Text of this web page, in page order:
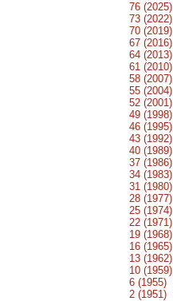
76 (2025)
73 (2022)
70 (2019)
67 (2016)
64 (2013)
61 (2010)
58 (2007)
55 (2004)
52 (2001)
49 (1998)
46 (1995)
43 (1992)
40 (1989)
37 (1986)
34 (1983)
31 (1980)
28 (1977)
25 (1974)
22 (1971)
19 (1968)
16 (1965)
13 (1962)
10 (1959)
6 (1955)
2 (1951)